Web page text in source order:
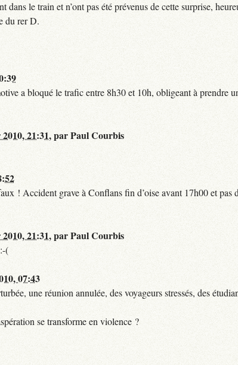
le train et n’ont pas été prévenus de cette surprise,
du rer D.
a bloqué le trafic entre 8h30 et 10h, obligeant à prendre
21:31,parPaul Courbis
! Accident grave à Conflans fin d’oise avant 17h00 et
21:31,parPaul Courbis
(
07:43
une réunion annulée, des voyageurs stressés, des
se transforme en violence ?